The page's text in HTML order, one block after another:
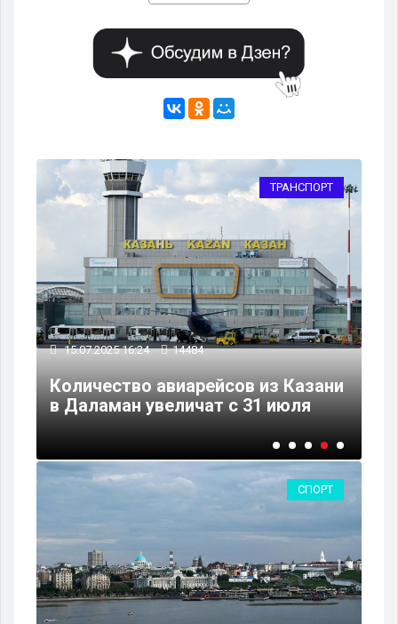
ТРАНСПОРТ
15.07.2025 16:24 14484
Количество авиарейсов из Казани
в Даламан увеличат с 31 июля
СПОРТ